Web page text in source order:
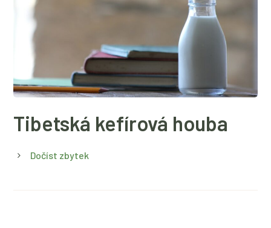
Tibetská kefírová houba
Dočíst zbytek